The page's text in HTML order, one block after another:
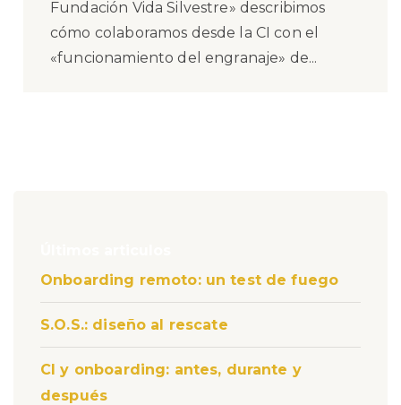
Fundación Vida Silvestre» describimos
cómo colaboramos desde la CI con el
«funcionamiento del engranaje» de...
Onboarding remoto: un test de fuego
S.O.S.: diseño al rescate
CI y onboarding: antes, durante y
después